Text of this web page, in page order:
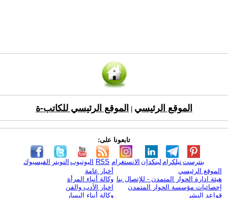
الموقع الرئيسي الموقع الرئيسي للكاتب-ة
تابعونا على:
الفيسبوك التويتر اليوتيوب RSS الانستغرام لينكدإن تيلكرامبنترست
الموقع الرئيسي
هيئة ادارة الحوار المتمدن - للإتصال بنا
إحصائيات مؤسسة الحوار المتمدن
قواعد النشر
أخبار عامة
وكالة أنباء المرأة
اخبار الأدب والفن
وكالة أنباء اليسار